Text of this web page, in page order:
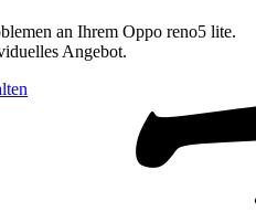
an Ihrem Oppo reno5 lite.
Angebot.